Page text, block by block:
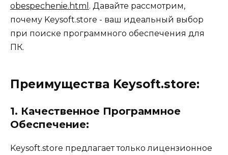
obespechenie.html . Давайте рассмотрим,
почему Keysoft.store - ваш идеальный выбор
при поиске программного обеспечения для
ПК.
Преимущества Keysoft.store:
1. Качественное Программное
Обеспечение:
Keysoft.store предлагает только лицензионное